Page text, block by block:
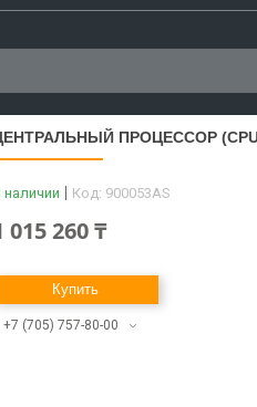
ПРОЦЕССОР (CPU)
наличии Код: 900053AS
015 260 ₸
Купить
+7 (705) 757-80-00